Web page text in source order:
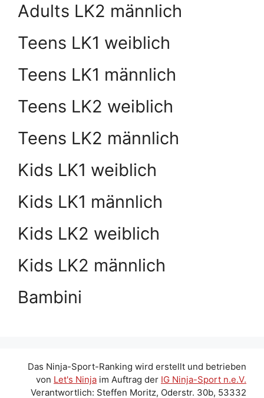
Adults LK2 männlich
Teens LK1 weiblich
Teens LK1 männlich
Teens LK2 weiblich
Teens LK2 männlich
Kids LK1 weiblich
Kids LK1 männlich
Kids LK2 weiblich
Kids LK2 männlich
Bambini
Das Ninja-Sport-Ranking wird erstellt und betrieben
von Let's Ninja im Auftrag der IG Ninja-Sport n.e.V.
Verantwortlich: Steffen Moritz, Oderstr. 30b, 53332